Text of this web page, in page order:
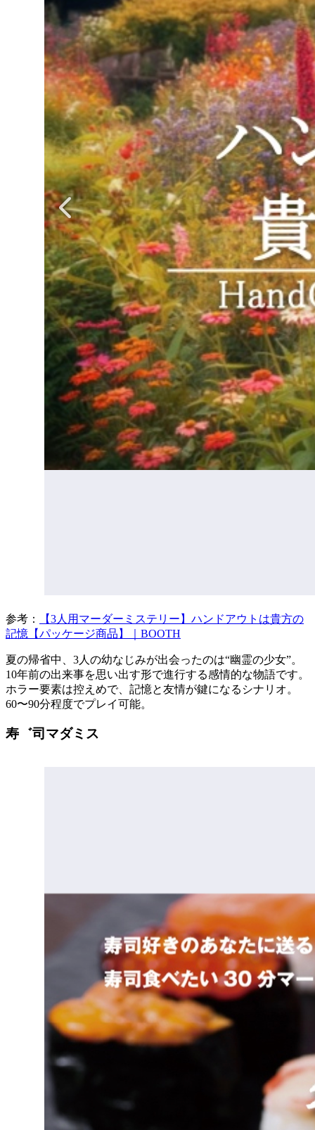
参考：
【3人用マーダーミステリー】ハンドアウトは貴方の
記憶【パッケージ商品】｜BOOTH
夏の帰省中、3人の幼なじみが出会ったのは“幽霊の少女”。
10年前の出来事を思い出す形で進行する感情的な物語です。
ホラー要素は控えめで、記憶と友情が鍵になるシナリオ。
60〜90分程度でプレイ可能。
寿゛司マダミス